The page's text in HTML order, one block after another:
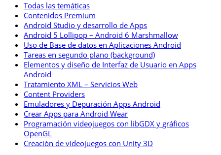
Todas las temáticas
Contenidos Premium
Android Studio y desarrollo de Apps
Android 5 Lollipop – Android 6 Marshmallow
Uso de Base de datos en Aplicaciones Android
Tareas en segundo plano (background)
Elementos y diseño de Interfaz de Usuario en Apps
Android
Tratamiento XML – Servicios Web
Content Providers
Emuladores y Depuración Apps Android
Crear Apps para Android Wear
Programación videojuegos con libGDX y gráficos
OpenGL
Creación de videojuegos con Unity 3D